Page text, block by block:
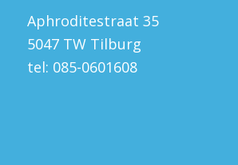
Aphroditestraat 35
5047 TW Tilburg
tel: 085-0601608